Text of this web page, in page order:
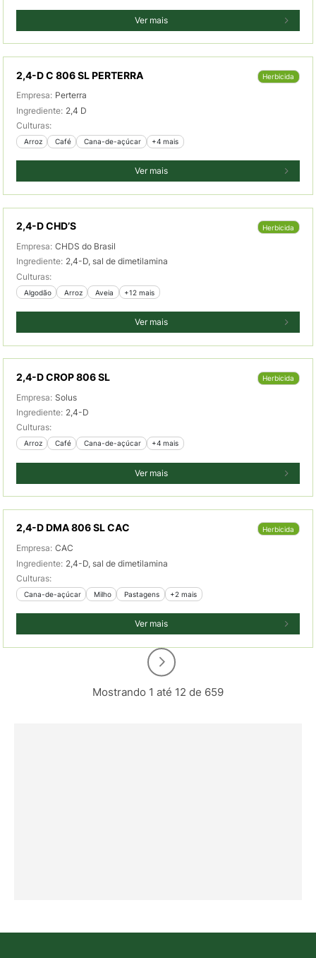
Ver mais
2,4-D C 806 SL PERTERRA Herbicida
Empresa: Perterra
Ingrediente: 2,4 D
Culturas:
Arroz Café Cana-de-açúcar +4 mais
Ver mais
2,4-D CHD’S Herbicida
Empresa: CHDS do Brasil
Ingrediente: 2,4-D, sal de dimetilamina
Culturas:
Algodão Arroz Aveia +12 mais
Ver mais
2,4-D CROP 806 SL Herbicida
Empresa: Solus
Ingrediente: 2,4-D
Culturas:
Arroz Café Cana-de-açúcar +4 mais
Ver mais
2,4-D DMA 806 SL CAC Herbicida
Empresa: CAC
Ingrediente: 2,4-D, sal de dimetilamina
Culturas:
Cana-de-açúcar Milho Pastagens +2 mais
Ver mais
Mostrando 1 até 12 de 659